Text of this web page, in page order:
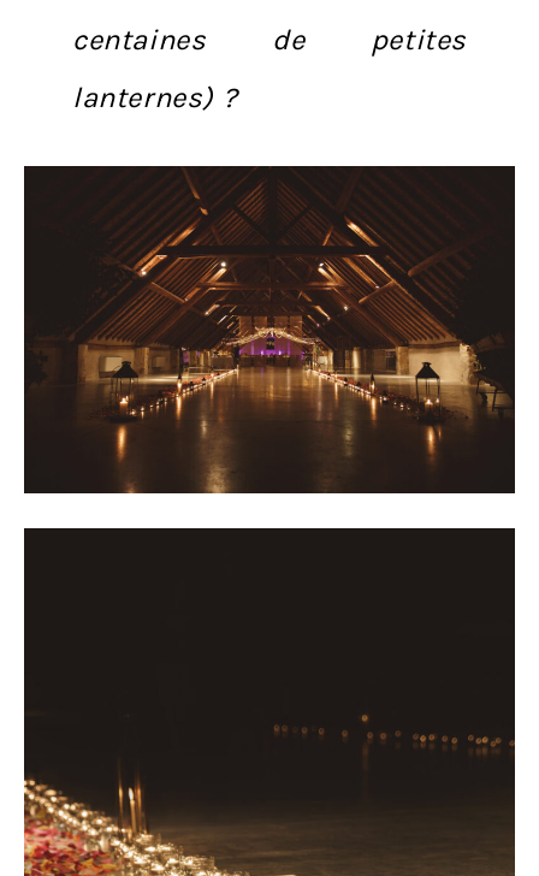
centaines de petites
lanternes) ?